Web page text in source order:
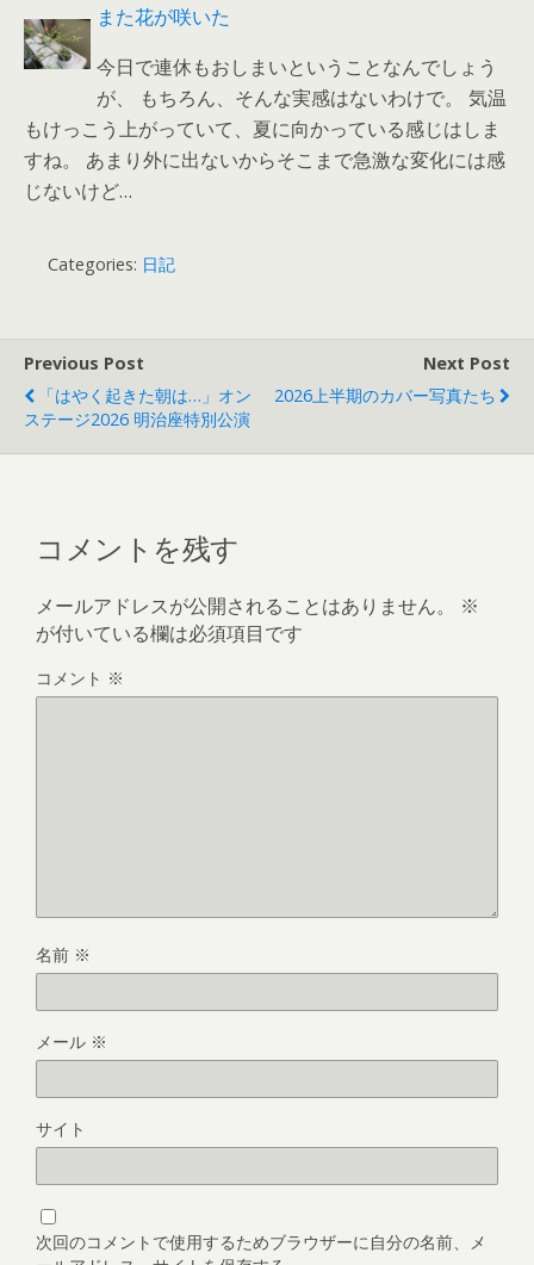
また花が咲いた
今日で連休もおしまいということなんでしょう
が、 もちろん、そんな実感はないわけで。 気温
もけっこう上がっていて、夏に向かっている感じはしま
すね。 あまり外に出ないからそこまで急激な変化には感
じないけど…
Categories: 日記
Previous Post
「はやく起きた朝は…」オン
ステージ2026 明治座特別公演
Next Post
2026上半期のカバー写真たち
コメントを残す
メールアドレスが公開されることはありません。
※
が付いている欄は必須項目です
コメント ※
名前 ※
メール ※
サイト
次回のコメントで使用するためブラウザーに自分の名前、メ